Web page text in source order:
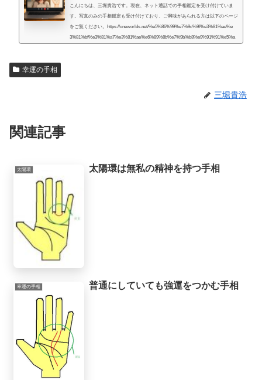
こんにちは、三堀貴浩です。現在、ネット通話での手相鑑定を受け付けていま
す。写真のみの手相鑑定も受け付けており、ご興味があられる方は以下のページ
をご覧ください。https://oneworlds.net/%e5%86%99%e7%9c%9f%e3%81%ae%e
3%81%bf%e3%81%a7%e3%81%ae%e6%89%8b%e7%9b%b8%e9%91%91%e5%a
幸運の手相
三堀貴浩
関連記事
太陽環 太陽環は無私の精神を持つ手相
幸運の手相 普通にしていても強運をつかむ手相